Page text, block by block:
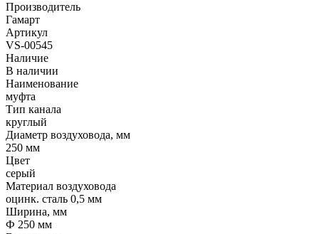
Производитель
Гамарт
Артикул
VS-00545
Наличие
В наличии
Наименование
муфта
Тип канала
круглый
Диаметр воздуховода, мм
250 мм
Цвет
серый
Материал воздуховода
оцинк. сталь 0,5 мм
Ширина, мм
Ф 250 мм